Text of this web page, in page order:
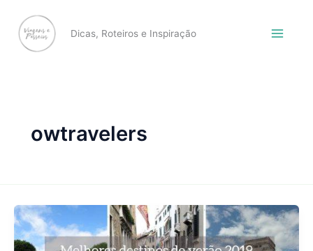
content
Dicas, Roteiros e Inspiração
owtravelers